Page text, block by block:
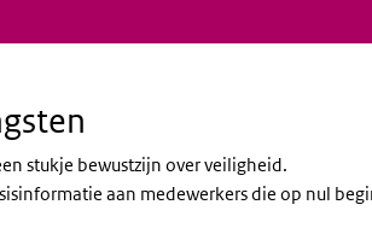
stukje bewustzijn over veiligheid.
aan medewerkers die op nul